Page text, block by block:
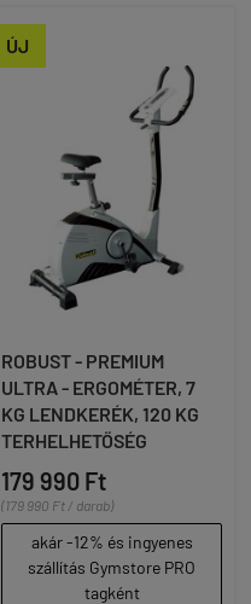
ÚJ
ROBUST - PREMIUM
ULTRA - ERGOMÉTER, 7
KG LENDKERÉK, 120 KG
TERHELHETŐSÉG
179 990 Ft
(179 990 Ft / darab)
akár -12% és ingyenes
szállítás Gymstore PRO
tagként